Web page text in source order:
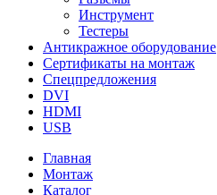
Инструмент
Тестеры
Антикражное оборудование
Сертификаты на монтаж
Спецпредложения
DVI
HDMI
USB
Главная
Монтаж
Каталог